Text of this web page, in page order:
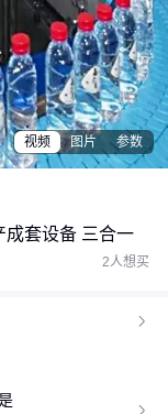
视频 图片 参数
成套设备 三合一
2人想买

